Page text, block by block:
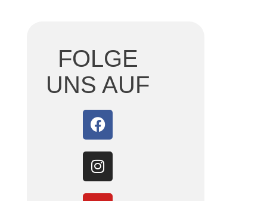
FOLGE
UNS AUF